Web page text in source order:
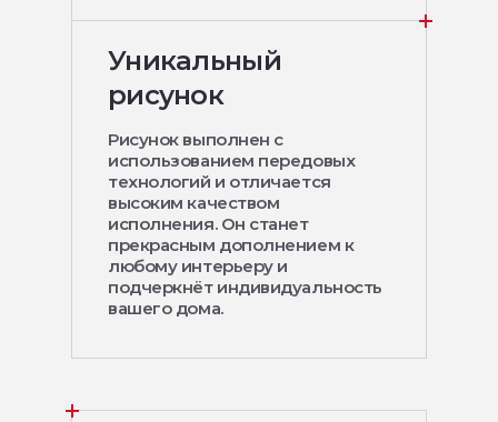
Уникальный
рисунок
Рисунок выполнен с
использованием передовых
технологий и отличается
высоким качеством
исполнения. Он станет
прекрасным дополнением к
любому интерьеру и
подчеркнёт индивидуальность
вашего дома.